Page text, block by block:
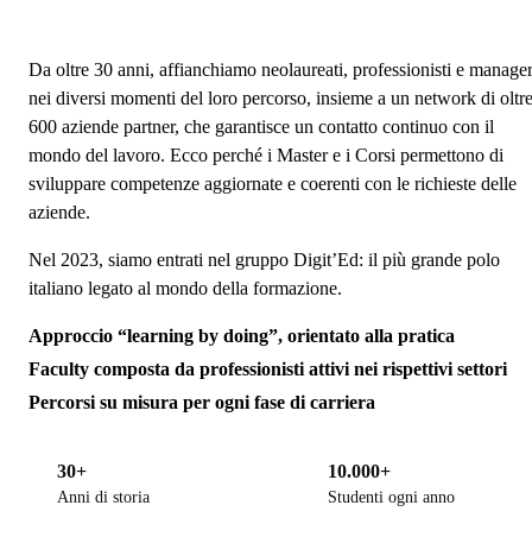
Da oltre 30 anni, affianchiamo neolaureati, professionisti e manager
nei diversi momenti del loro percorso, insieme a un network di oltre
600 aziende partner, che garantisce un contatto continuo con il
mondo del lavoro. Ecco perché i Master e i Corsi permettono di
sviluppare competenze aggiornate e coerenti con le richieste delle
aziende.
Nel 2023, siamo entrati nel gruppo Digit’Ed: il più grande polo
italiano legato al mondo della formazione.
Approccio “learning by doing”, orientato alla pratica
Faculty composta da professionisti attivi nei rispettivi settori
Percorsi su misura per ogni fase di carriera
30+
Anni di storia
10.000+
Studenti ogni anno